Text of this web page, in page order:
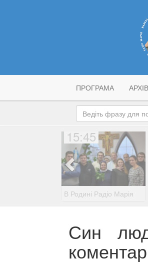
ПРОГРАМА
15:45
В Родині Радіо Марія
Син